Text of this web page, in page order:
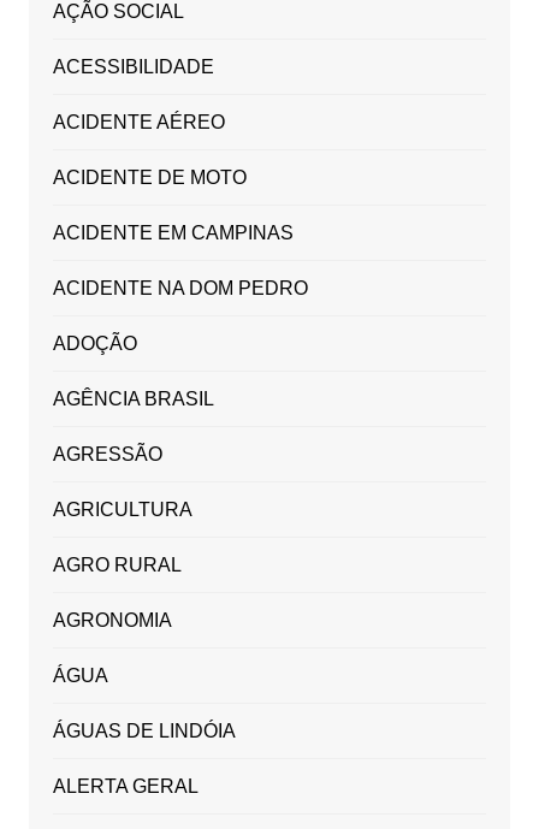
AÇÃO SOCIAL
ACESSIBILIDADE
ACIDENTE AÉREO
ACIDENTE DE MOTO
ACIDENTE EM CAMPINAS
ACIDENTE NA DOM PEDRO
ADOÇÃO
AGÊNCIA BRASIL
AGRESSÃO
AGRICULTURA
AGRO RURAL
AGRONOMIA
ÁGUA
ÁGUAS DE LINDÓIA
ALERTA GERAL